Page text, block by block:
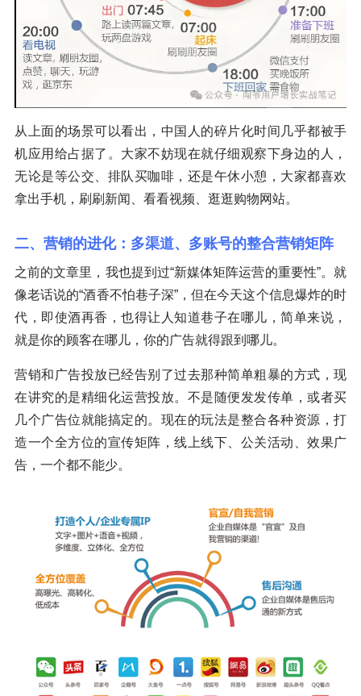
从上面的场景可以看出，中国人的碎片化时间几乎都被手
机应用给占据了。大家不妨现在就仔细观察下身边的人，
无论是等公交、排队买咖啡，还是午休小憩，大家都喜欢
拿出手机，刷刷新闻、看看视频、逛逛购物网站。
二、营销的进化：多渠道、多账号的整合营销矩阵
之前的文章里，我也提到过“新媒体矩阵运营的重要性”。就
像老话说的“酒香不怕巷子深”，但在今天这个信息爆炸的时
代，即使酒再香，也得让人知道巷子在哪儿，简单来说，
就是你的顾客在哪儿，你的广告就得跟到哪儿。
营销和广告投放已经告别了过去那种简单粗暴的方式，现
在讲究的是精细化运营投放。不是随便发发传单，或者买
几个广告位就能搞定的。现在的玩法是整合各种资源，打
造一个全方位的宣传矩阵，线上线下、公关活动、效果广
告，一个都不能少。